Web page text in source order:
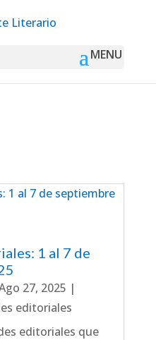
1 al 7 de
27, 2025 |
editoriales
editoriales que